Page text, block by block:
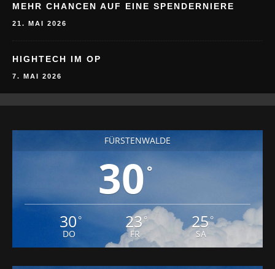
MEHR CHANCEN AUF EINE SPENDERNIERE
21. MAI 2026
HIGHTECH IM OP
7. MAI 2026
FÜRSTENWALDE
30 °
30 °
DO
23°
FR
25°
SA